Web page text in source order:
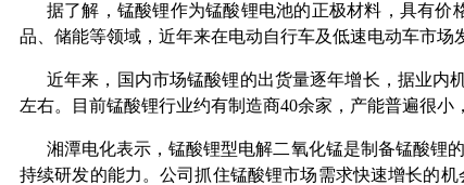
据了解，锰酸锂作为锰酸锂电池的正极材料，具有
品、储能等领域，近年来在电动自行车及低速电动车市
近年来，国内市场锰酸锂的出货量逐年增长，据业内
左右。目前锰酸锂行业约有制造商40余家，产能普遍很
湘潭电化表示，锰酸锂型电解二氧化锰是制备锰酸锂
持续研发的能力。公司抓住锰酸锂市场需求快速增长的